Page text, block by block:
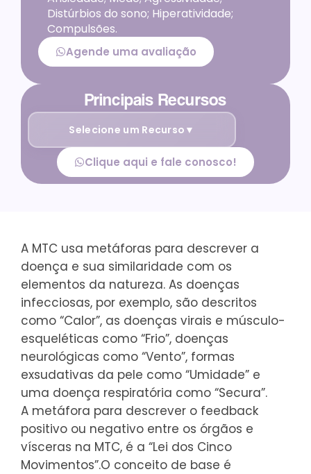
Distúrbios do sono; Hiperatividade;
Compulsões.
Agende uma avaliação
Principais Recursos
Selecione um Recurso ▼
Clique aqui e fale conosco!
A MTC usa metáforas para descrever a
doença e sua similaridade com os
elementos da natureza. As doenças
infecciosas, por exemplo, são descritos
como “Calor”, as doenças virais e músculo-
esqueléticas como “Frio”, doenças
neurológicas como “Vento”, formas
exsudativas da pele como “Umidade” e
uma doença respiratória como “Secura”.
A metáfora para descrever o feedback
positivo ou negativo entre os órgãos e
vísceras na MTC, é a “Lei dos Cinco
Movimentos”.O conceito de base é